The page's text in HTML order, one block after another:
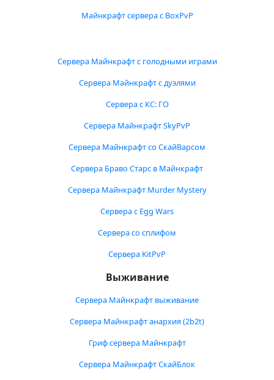
Майнкрафт сервера с BoxPvP
Сервера Майнкрафт с голодными играми
Сервера Майнкрафт с дуэлями
Сервера с КС: ГО
Сервера Майнкрафт SkyPvP
Сервера Майнкрафт со СкайВарсом
Сервера Браво Старс в Майнкрафт
Сервера Майнкрафт Murder Mystery
Сервера с Egg Wars
Сервера со сплифом
Сервера KitPvP
Выживание
Сервера Майнкрафт выживание
Сервера Майнкрафт анархия (2b2t)
Гриф сервера Майнкрафт
Сервера Майнкрафт СкайБлок